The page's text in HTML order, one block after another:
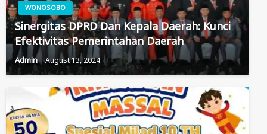
WONOSOBO
Sinergitas DPRD Dan Kepala Daerah: Kunci
Efektivitas Pemerintahan Daerah
Admin August 13, 2024